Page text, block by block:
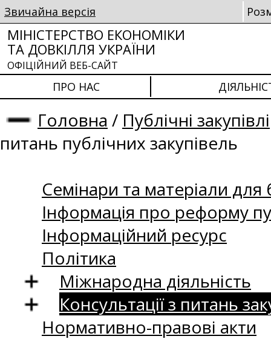
Звичайна версія
МІНІСТЕРСТВО ЕКОНОМІКИ
ТА ДОВКІЛЛЯ УКРАЇНИ
ОФІЦІЙНИЙ ВЕБ-САЙТ
ПРО НАС
Головна / Публічні закупівлі
питань публічних закупівель
Семінари та матеріали для
Інформація про реформу
Інформаційний ресурс
Політика
Міжнародна діяльність
Консультації з питань
Нормативно-правові акти